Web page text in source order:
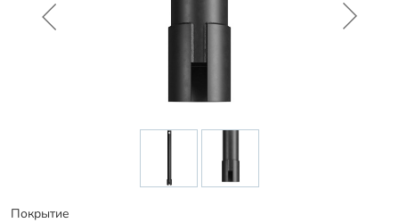
Отзывы
Покрытие